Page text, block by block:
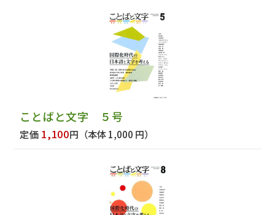
ことばと文字 ５号
定価 1,100円 （本体 1,000 円）